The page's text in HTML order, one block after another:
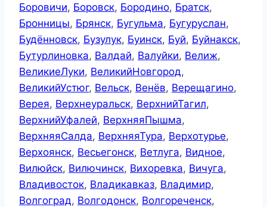
Боровичи, Боровск, Бородино, Братск,
Бронницы, Брянск, Бугульма, Бугуруслан,
Будённовск, Бузулук, Буинск, Буй, Буйнакск,
Бутурлиновка, Валдай, Валуйки, Велиж,
ВеликиеЛуки, ВеликийНовгород,
ВеликийУстюг, Вельск, Венёв, Верещагино,
Верея, Верхнеуральск, ВерхнийТагил,
ВерхнийУфалей, ВерхняяПышма,
ВерхняяСалда, ВерхняяТура, Верхотурье,
Верхоянск, Весьегонск, Ветлуга, Видное,
Вилюйск, Вилючинск, Вихоревка, Вичуга,
Владивосток, Владикавказ, Владимир,
Волгоград, Волгодонск, Волгореченск,